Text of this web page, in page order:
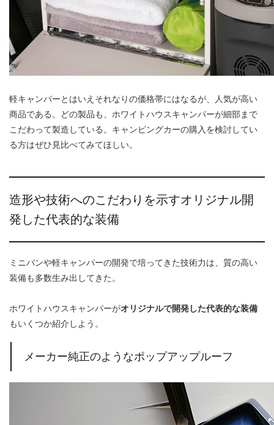
軽キャンパーとはいえそれなりの価格帯にはなるが、人気が高い
商品である。どの製品も、ホワイトハウスキャンパーが細部まで
こだわって製造している。キャンピングカーの購入を検討してい
る方はぜひ見比べてみてほしい。
造形や技術へのこだわりを示すオリジナル開
発した代表的な装備
ミニバンや軽キャンパーの開発で培ってきた技術力は、質の高い
装備も多数生み出してきた。
ホワイトハウスキャンパーがオリジナルで開発した代表的な装備
もいくつか紹介しよう。
メーカー純正のようなポップアップルーフ